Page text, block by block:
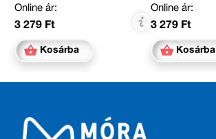
Online ár:
3 279 Ft
Kosárba
Online ár:
3 279 Ft
Kosárba